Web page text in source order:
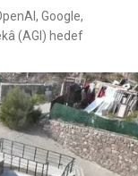
Google,
(AGI) hedef